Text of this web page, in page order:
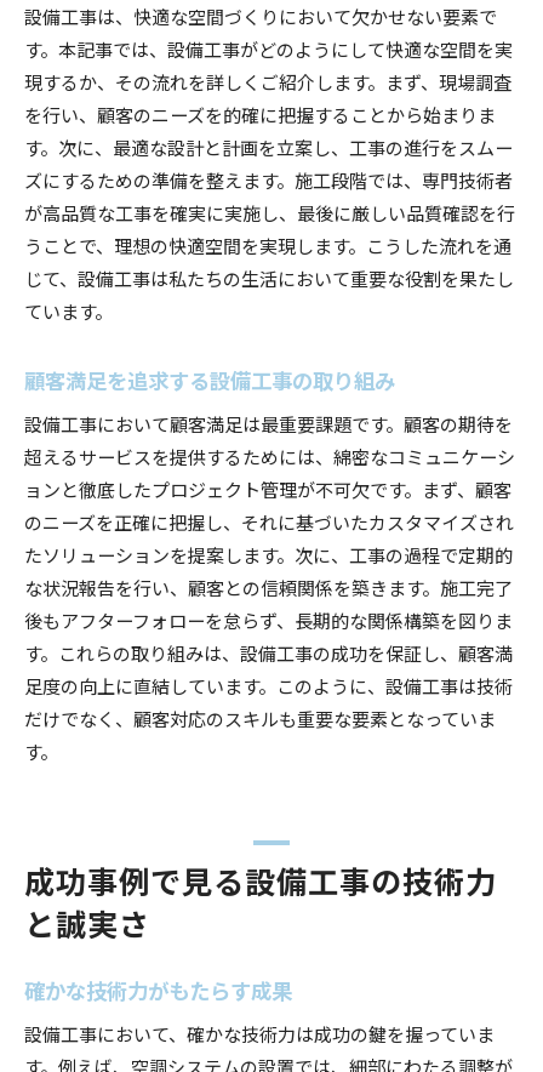
成功事例から学ぶ現場の工夫
顧客満足を高めるための現場対応
現場の工夫が生む長期的な成果
設備工事のプロが直面する問題とその解決法
日常的に直面する問題の特定
困難を乗り越えるための具体的な方策
技術的問題に対する迅速な対応
予測不可能な状況への対応力
持続的な改善を支える問題解決法
設備工事は、快適な空間づくりにおいて欠かせない要素で
す。本記事では、設備工事がどのようにして快適な空間を実
現するか、その流れを詳しくご紹介します。まず、現場調査
を行い、顧客のニーズを的確に把握することから始まりま
す。次に、最適な設計と計画を立案し、工事の進行をスムー
ズにするための準備を整えます。施工段階では、専門技術者
が高品質な工事を確実に実施し、最後に厳しい品質確認を行
うことで、理想の快適空間を実現します。こうした流れを通
じて、設備工事は私たちの生活において重要な役割を果たし
ています。
顧客満足を追求する設備工事の取り組み
設備工事において顧客満足は最重要課題です。顧客の期待を
超えるサービスを提供するためには、綿密なコミュニケーシ
ョンと徹底したプロジェクト管理が不可欠です。まず、顧客
のニーズを正確に把握し、それに基づいたカスタマイズされ
たソリューションを提案します。次に、工事の過程で定期的
な状況報告を行い、顧客との信頼関係を築きます。施工完了
後もアフターフォローを怠らず、長期的な関係構築を図りま
す。これらの取り組みは、設備工事の成功を保証し、顧客満
足度の向上に直結しています。このように、設備工事は技術
だけでなく、顧客対応のスキルも重要な要素となっていま
す。
成功事例で見る設備工事の技術力
と誠実さ
確かな技術力がもたらす成果
設備工事において、確かな技術力は成功の鍵を握っていま
す。例えば、空調システムの設置では、細部にわたる調整が